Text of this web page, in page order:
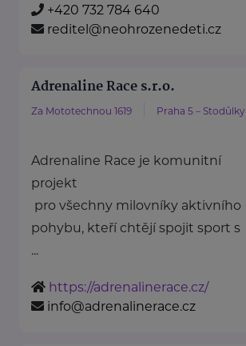
+420 732 784 640
reditel@neohrozenedeti.cz
Adrenaline Race s.r.o.
Za Mototechnou 1619 Praha 5 – Stodůlky
Adrenaline Race je komunitní
projekt
pro všechny milovníky aktivního
pohybu, kteří chtějí spojit sport s
...
https://adrenalinerace.cz/
info@adrenalinerace.cz